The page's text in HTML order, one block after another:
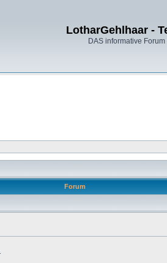
LotharGehlhaar -
DAS informative
Forum